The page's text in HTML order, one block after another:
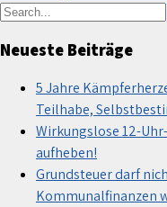
Neueste Beiträge
5 Jahre
Teilhabe,
Wirkungslose 12-
aufheben!
Grundsteuer darf
Kommunalfinanzen